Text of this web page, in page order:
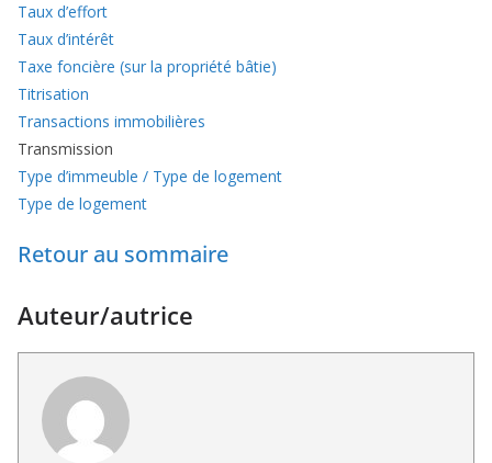
Taux d’effort
Taux d’intérêt
Taxe foncière (sur la propriété bâtie)
Titrisation
Transactions immobilières
Transmission
Type d’immeuble / Type de logement
Type de logement
Retour au sommaire
Auteur/autrice